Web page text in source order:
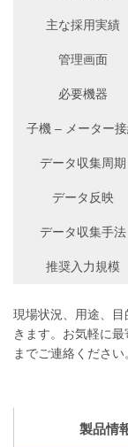
主な採用実績
管理画面
必要機器
子機 – メーター
データ収集周期
データ反映
データ収集手法
推奨入力規模
現場状況、用途、
きます。お気軽に最
までご連絡ください
製品情